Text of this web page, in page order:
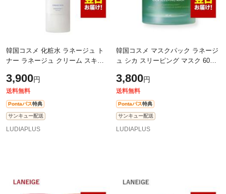
韓国コスメ 化粧水 ラネージュ ト
ナー ラネージュ クリーム スキン
リニューアル品 セラペプチド セラ
ミ
3,900円
送料無料
Pontaパス特典
サンキュー配送
LUDIAPLUS
韓国コスメ マスクパック ラネージ
ュ シカ スリーピング マスク 60ml
ューアル シカマスク スリーピング
パッ
3,800円
送料無料
Pontaパス特典
サンキュー配送
LUDIAPLUS